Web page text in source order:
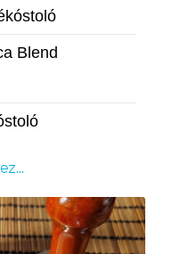
Blend